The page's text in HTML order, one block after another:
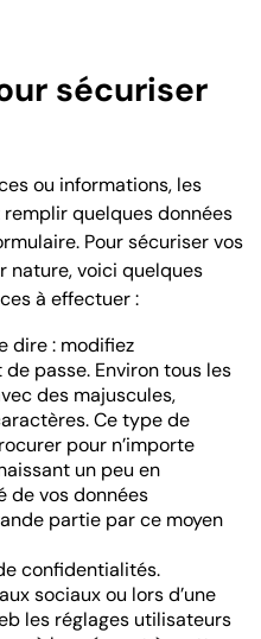
sécuriser
ou informations, les
quelques données
Pour sécuriser vos
nature, voici quelques
à effectuer :
dire : modifiez
passe. Environ tous les
des majuscules,
Ce type de
pour n’importe
un peu en
de vos données
partie par ce moyen
confidentialités.
sociaux ou lors d’une
les réglages utilisateurs